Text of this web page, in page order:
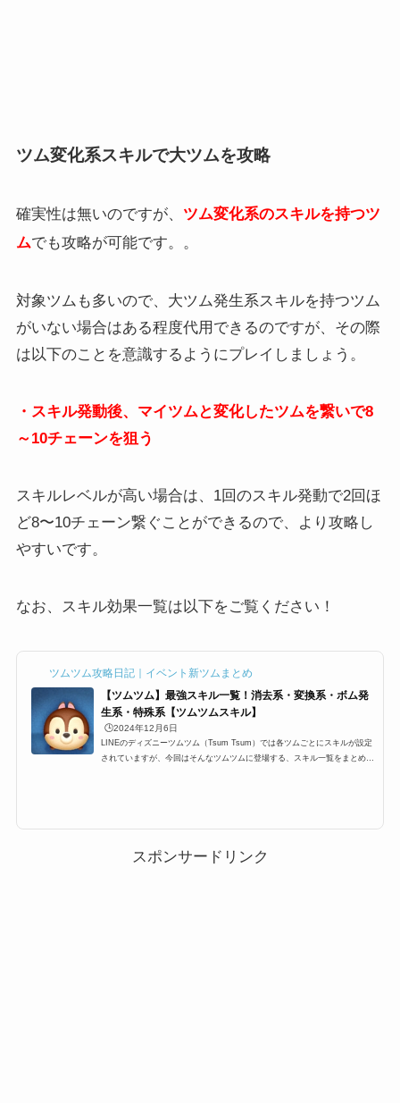
ツム変化系スキルで大ツムを攻略
確実性は無いのですが、 ツム変化系のスキルを持つツ
ムでも攻略が可能です。 。
対象ツムも多いので、大ツム発生系スキルを持つツム
がいない場合はある程度代用できるのですが、その際
は以下のことを意識するようにプレイしましょう。
・スキル発動後、マイツムと変化したツムを繋いで8
～10チェーンを狙う
スキルレベルが高い場合は、1回のスキル発動で2回ほ
ど8〜10チェーン繋ぐことができるので、より攻略し
やすいです。
なお、スキル効果一覧は以下をご覧ください！
ツムツム攻略日記｜イベント新ツムまとめ
【ツムツム】最強スキル一覧！消去系・変換系・ボム発
生系・特殊系【ツムツムスキル】
🕒️2024年12月6日
LINEのディズニーツムツム（Tsum Tsum）では各ツムごとにスキルが設定
されていますが、今回はそんなツムツムに登場する、スキル一覧をまとめま
るのでしょうか？消去系スキルミ...
スポンサードリンク